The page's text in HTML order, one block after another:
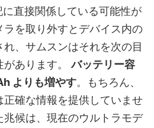
直接関係している可能性が
を取り外すとデバイス内の
、サムスンはそれを次の目
があります。バッテリー容
よりも増やす。もちろん、
正確な情報を提供していませ
兆候は、現在のウルトラモデ